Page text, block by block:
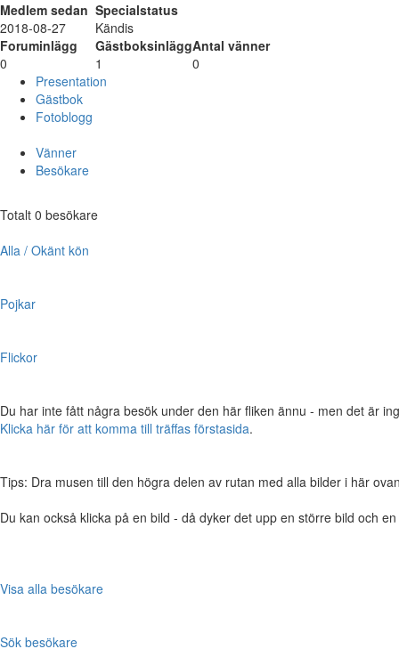
Medlem sedan Specialstatus
2018-08-27
Kändis
Foruminlägg
GästboksinläggAntal vänner
0
1
0
Presentation
Gästbok
Fotoblogg
Vänner
Besökare
Totalt 0 besökare
Alla / Okänt kön
Pojkar
Flickor
Du har inte fått några besök under den här fliken ännu - men det är
Klicka här för att komma till träffas förstasida.
Tips: Dra musen till den högra delen av rutan med alla bilder i här
Du kan också klicka på en bild - då dyker det upp en större bild och
Visa alla besökare
Sök besökare